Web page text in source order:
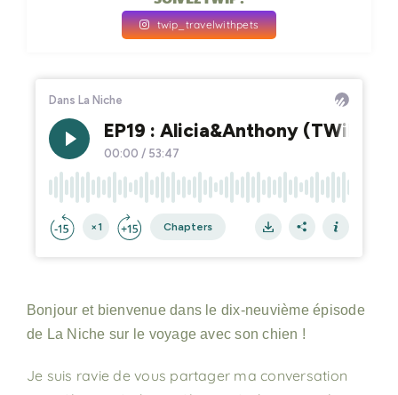
twip_travelwithpets
Bonjour et bienvenue dans le dix-neuvième épisode
de La Niche sur le voyage avec son chien !
Je suis ravie de vous partager ma conversation